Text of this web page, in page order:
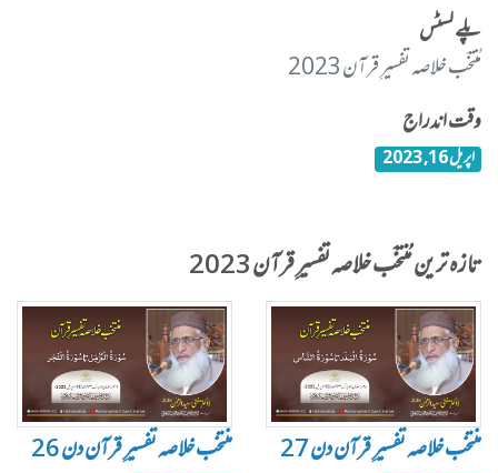
پلے لسٹس
مُنتخَب خلاصہ تفسیرِ قرآن 2023
وقت اندراج
اپریل 16, 2023
تازہ ترین مُنتخَب خلاصہ تفسیرِ قرآن 2023
منتخب خلاصہ تفسیرِ قرآن دن 27 منتخب خلاصہ تفسیرِ قرآن دن 26